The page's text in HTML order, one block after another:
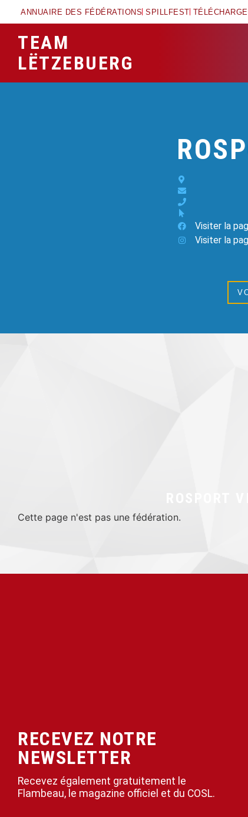
ANNUAIRE DES FÉDÉRATIONS SPILLFEST
TEAM
LËTZEBUERG
Visiter la
Visiter la
Cette page n'est pas une fédération.
RECEVEZ NOTRE
NEWSLETTER
Recevez également gratuitement le
Flambeau, le magazine officiel et du COSL.